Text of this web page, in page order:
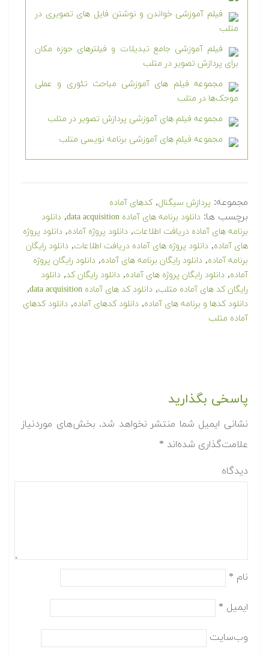
فیلم آموزشی خواندن و نوشتن فایل های تصویری در
متلب
فیلم آموزشی جامع تبدیلات و فیلترهای حوزه مکان
برای پردازش تصویر در متلب
مجموعه فیلم های آموزشی مباحث تئوری و عملی
موجک‌ها در متلب
مجموعه فیلم های آموزشی پردازش تصویر در متلب
مجموعه فیلم های آموزشی برنامه نویسی متلب
مجموعه: پردازش سیگنال,کدهای آماده
برچسب ها: دانلود برنامه های آماده data acquisition , دانلود
برنامه های آماده دریافت اطلاعات, دانلود پروژه آماده, دانلود پروژه
های آماده, دانلود پروژه های آماده دریافت اطلاعات, دانلود رایگان
برنامه آماده, دانلود رایگان برنامه های آماده, دانلود رایگان پروژه
آماده, دانلود رایگان پروژه های آماده, دانلود رایگان کد, دانلود
رایگان کد های آماده متلب, دانلود کد های آماده data acquisition ,
دانلود کدها و برنامه های آماده, دانلود کدهای آماده, دانلود کدهای
آماده متلب
پاسخی بگذارید
نشانی ایمیل شما منتشر نخواهد شد. بخش‌های موردنیاز
علامت‌گذاری شده‌اند *
دیدگاه
نام *
ایمیل *
وب‌سایت